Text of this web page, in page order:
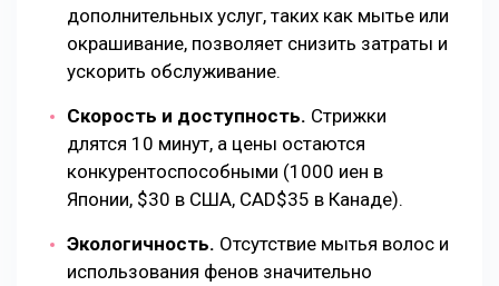
дополнительных услуг, таких как мытье или
окрашивание, позволяет снизить затраты и
ускорить обслуживание.
Скорость и доступность. Стрижки
длятся 10 минут, а цены остаются
конкурентоспособными (1000 иен в
Японии, $30 в США, CAD$35 в Канаде).
Экологичность. Отсутствие мытья волос и
использования фенов значительно